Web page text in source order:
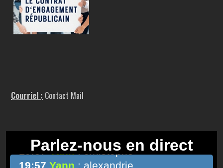
Courriel : Contact Mail